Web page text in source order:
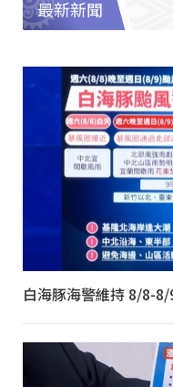
最新新聞
白海豚海警維持 8/8-